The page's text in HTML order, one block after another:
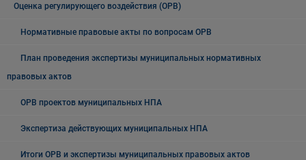
Оценка регулирующего воздействия (ОРВ)
Нормативные правовые акты по вопросам ОРВ
План проведения экспертизы муниципальных нормативных
правовых актов
ОРВ проектов муниципальных НПА
Экспертиза действующих муниципальных НПА
Итоги ОРВ и экспертизы муниципальных правовых актов